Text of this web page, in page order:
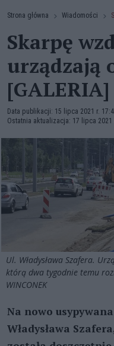
Strona główna Wiadomości
Skarpę
urządzają
[GALERIA]
Data publikacji: 15 lipca 2021 r.
Ostatnia aktualizacja: 17 lipca 2021
Ul. Władysława Szafera.
którą dwa tygodnie temu
WINCONEK
Na nowo
Władysława